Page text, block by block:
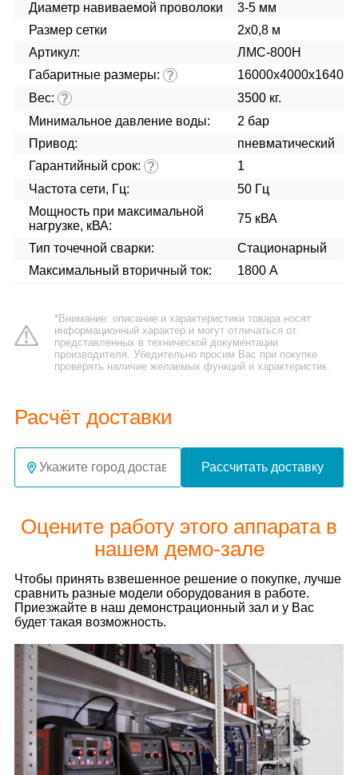
Диаметр навиваемой проволоки
3-5 мм
Размер сетки
2x0,8 м
Артикул:
ЛМС-800Н
Габаритные размеры: ?
16000x4000x1640
Вес: ?
3500 кг.
Минимальное давление воды:
2 бар
Привод:
пневматический
Гарантийный срок: ?
1
Частота сети, Гц:
50 Гц
Мощность при максимальной
нагрузке, кВА:
75 кВА
Тип точечной сварки:
Стационарный
Максимальный вторичный ток:
1800 А
*Внимание: описание и характеристики товара носят
информационный характер и могут отличаться от
представленных в технической документации
производителя. Убедительно просим Вас при покупке
проверять наличие желаемых функций и характеристик.
Расчёт доставки
Рассчитать доставку
Оцените работу этого аппарата в
нашем демо-зале
Чтобы принять взвешенное решение о покупке, лучше
сравнить разные модели оборудования в работе.
Приезжайте в наш демонстрационный зал и у Вас
будет такая возможность.